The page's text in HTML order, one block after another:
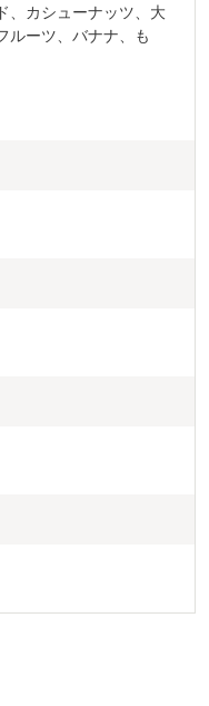
、カシューナッツ、大
ルーツ、バナナ、も